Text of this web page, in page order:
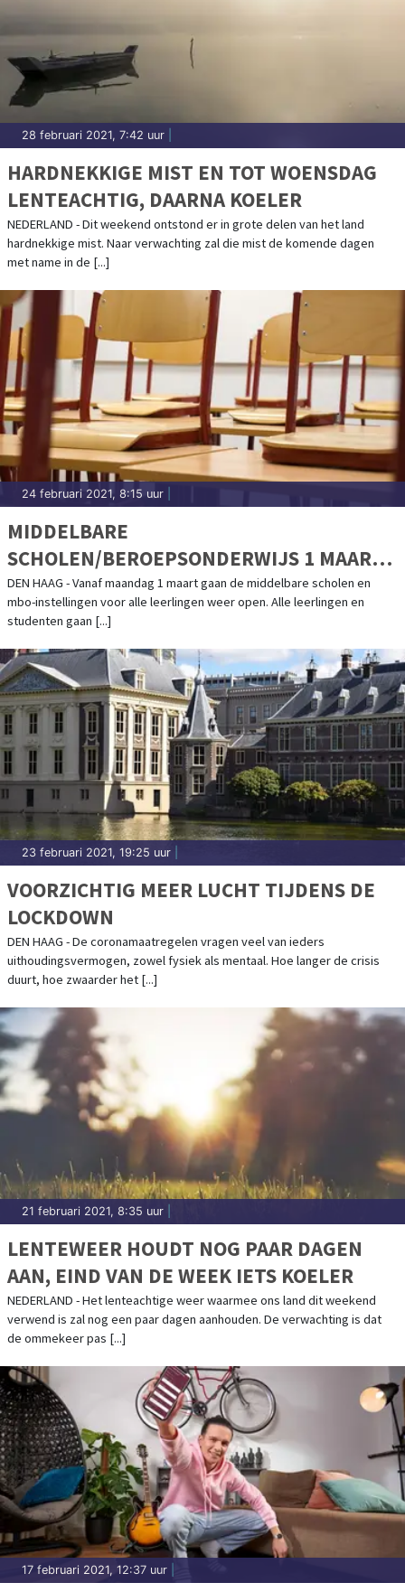
28 februari 2021, 7:42 uur
HARDNEKKIGE MIST EN TOT WOENSDAG
LENTEACHTIG, DAARNA KOELER
NEDERLAND - Dit weekend ontstond er in grote delen van het land
hardnekkige mist. Naar verwachting zal die mist de komende dagen
met name in de [...]
24 februari 2021, 8:15 uur
MIDDELBARE
SCHOLEN/BEROEPSONDERWIJS 1 MAART
WEER OPEN. WAT BETEKENT DAT?
DEN HAAG - Vanaf maandag 1 maart gaan de middelbare scholen en
mbo-instellingen voor alle leerlingen weer open. Alle leerlingen en
studenten gaan [...]
23 februari 2021, 19:25 uur
VOORZICHTIG MEER LUCHT TIJDENS DE
LOCKDOWN
DEN HAAG - De coronamaatregelen vragen veel van ieders
uithoudingsvermogen, zowel fysiek als mentaal. Hoe langer de crisis
duurt, hoe zwaarder het [...]
21 februari 2021, 8:35 uur
LENTEWEER HOUDT NOG PAAR DAGEN
AAN, EIND VAN DE WEEK IETS KOELER
NEDERLAND - Het lenteachtige weer waarmee ons land dit weekend
verwend is zal nog een paar dagen aanhouden. De verwachting is dat
de ommekeer pas [...]
17 februari 2021, 12:37 uur